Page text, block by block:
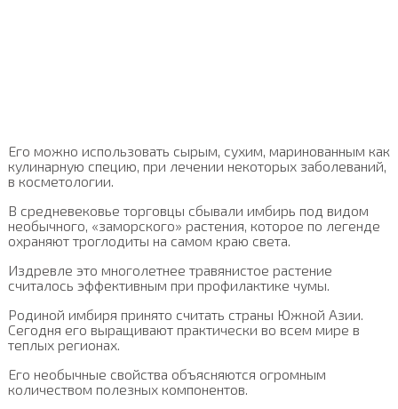
Его можно использовать сырым, сухим, маринованным как
кулинарную специю, при лечении некоторых заболеваний,
в косметологии.
В средневековье торговцы сбывали имбирь под видом
необычного, «заморского» растения, которое по легенде
охраняют троглодиты на самом краю света.
Издревле это многолетнее травянистое растение
считалось эффективным при профилактике чумы.
Родиной имбиря принято считать страны Южной Азии.
Сегодня его выращивают практически во всем мире в
теплых регионах.
Его необычные свойства объясняются огромным
количеством полезных компонентов.